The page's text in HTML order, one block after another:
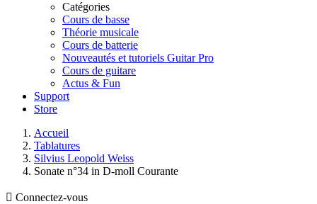
Catégories
Cours de basse
Théorie musicale
Cours de batterie
Nouveautés et tutoriels Guitar Pro
Cours de guitare
Actus & Fun
Support
Store
Accueil
Tablatures
Silvius Leopold Weiss
Sonate n°34 in D-moll Courante
 Connectez-vous